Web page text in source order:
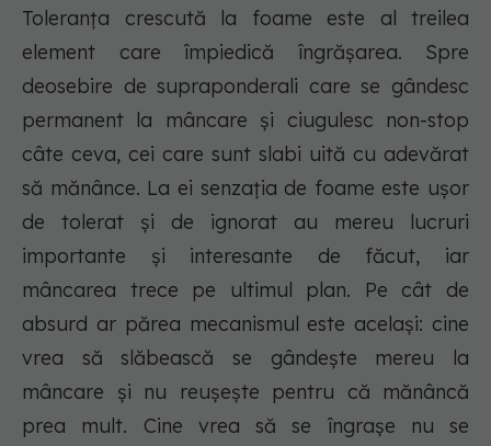
Toleranța crescută la foame este al treilea
element care împiedică îngrășarea. Spre
deosebire de supraponderali care se gândesc
permanent la mâncare și ciugulesc non-stop
câte ceva, cei care sunt slabi uită cu adevărat
să mănânce. La ei senzația de foame este ușor
de tolerat și de ignorat au mereu lucruri
importante și interesante de făcut, iar
mâncarea trece pe ultimul plan. Pe cât de
absurd ar părea mecanismul este același: cine
vrea să slăbească se gândește mereu la
mâncare și nu reușește pentru că mănâncă
prea mult. Cine vrea să se îngrașe nu se